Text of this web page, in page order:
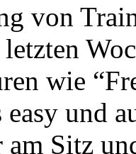
von
wie
easy und
Sitz